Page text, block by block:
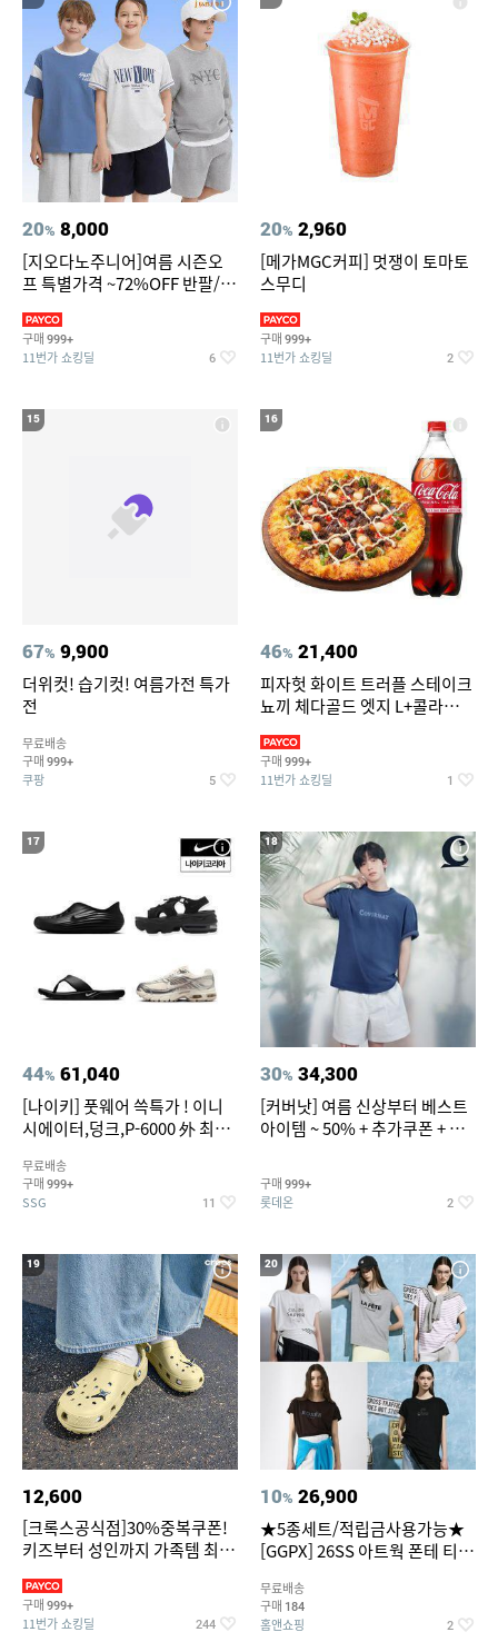
20% 8,000
[지오다노주니어]여름 시즌오
프 특별가격 ~72%OFF 반팔/반
구매 999+
11번가 쇼킹딜 6
20% 2,960
[메가MGC커피] 멋쟁이 토마토
스무디
구매 999+
11번가 쇼킹딜 2
15
67% 9,900
더위컷! 습기컷! 여름가전 특가
전
무료배송
구매 999+
쿠팡 5
16
46% 21,400
피자헛 화이트 트러플 스테이크
뇨끼 체다골드 엣지 L+콜라
구매 999+
11번가 쇼킹딜 1
17
44% 61,040
[나이키] 풋웨어 쓱특가 ! 이니
시에이터,덩크,P-6000 外 최대
무료배송
구매 999+
SSG 11
18
30% 34,300
[커버낫] 여름 신상부터 베스트
아이템 ~ 50% + 추가쿠폰 + 카
구매 999+
롯데온 2
19
12,600
[크록스공식점]30%중복쿠폰!
키즈부터 성인까지 가족템 최대
구매 999+
11번가 쇼킹딜 244
20
10% 26,900
★5종세트/적립금사용가능★
[GGPX] 26SS 아트웍 폰테 티셔
무료배송
구매 184
홈앤쇼핑 2